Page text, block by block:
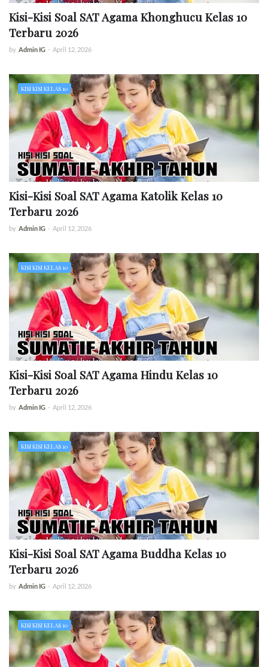
Kisi-Kisi Soal SAT Agama Khonghucu Kelas 10
Terbaru 2026
by Admin IG - April 12, 2026
KISI KISI KELAS 10
Kisi-Kisi Soal SAT Agama Katolik Kelas 10
Terbaru 2026
by Admin IG - April 12, 2026
KISI KISI KELAS 10
Kisi-Kisi Soal SAT Agama Hindu Kelas 10
Terbaru 2026
by Admin IG - April 12, 2026
KISI KISI KELAS 10
Kisi-Kisi Soal SAT Agama Buddha Kelas 10
Terbaru 2026
by Admin IG - April 12, 2026
KISI KISI KELAS 10